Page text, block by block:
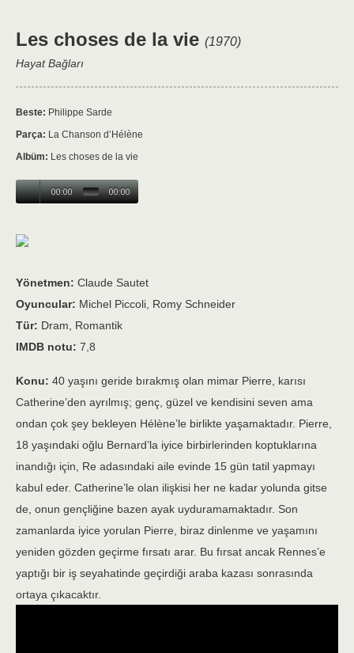
Les choses de la vie (1970)
Hayat Bağları
Beste: Philippe Sarde
Parça: La Chanson d’Hélène
Albüm: Les choses de la vie
00:00 00:00
Yönetmen: Claude Sautet
Oyuncular: Michel Piccoli, Romy Schneider
Tür: Dram, Romantik
IMDB notu: 7,8
Konu: 40 yaşını geride bırakmış olan mimar Pierre, karısı
Catherine’den ayrılmış; genç, güzel ve kendisini seven ama
ondan çok şey bekleyen Hélène’le birlikte yaşamaktadır. Pierre,
18 yaşındaki oğlu Bernard’la iyice birbirlerinden koptuklarına
inandığı için, Re adasındaki aile evinde 15 gün tatil yapmayı
kabul eder. Catherine’le olan ilişkisi her ne kadar yolunda gitse
de, onun gençliğine bazen ayak uyduramamaktadır. Son
zamanlarda iyice yorulan Pierre, biraz dinlenme ve yaşamını
yeniden gözden geçirme fırsatı arar. Bu fırsat ancak Rennes’e
yaptığı bir iş seyahatinde geçirdiği araba kazası sonrasında
ortaya çıkacaktır.